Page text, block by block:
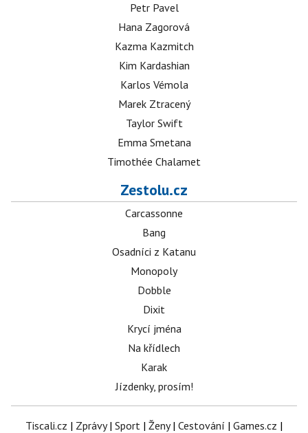
Petr Pavel
Hana Zagorová
Kazma Kazmitch
Kim Kardashian
Karlos Vémola
Marek Ztracený
Taylor Swift
Emma Smetana
Timothée Chalamet
Zestolu.cz
Carcassonne
Bang
Osadníci z Katanu
Monopoly
Dobble
Dixit
Krycí jména
Na křídlech
Karak
Jízdenky, prosím!
Tiscali.cz | Zprávy| Sport | Ženy| Cestování | Games.cz |